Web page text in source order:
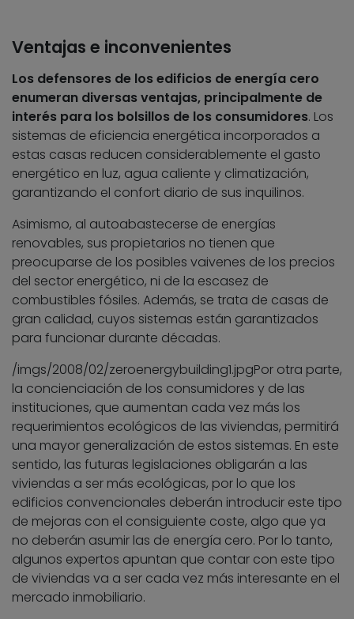
Ventajas e inconvenientes
Los defensores de los edificios de energía cero
enumeran diversas ventajas, principalmente de
interés para los bolsillos de los consumidores. Los
sistemas de eficiencia energética incorporados a
estas casas reducen considerablemente el gasto
energético en luz, agua caliente y climatización,
garantizando el confort diario de sus inquilinos.
Asimismo, al autoabastecerse de energías
renovables, sus propietarios no tienen que
preocuparse de los posibles vaivenes de los precios
del sector energético, ni de la escasez de
combustibles fósiles. Además, se trata de casas de
gran calidad, cuyos sistemas están garantizados
para funcionar durante décadas.
/imgs/2008/02/zeroenergybuilding1.jpgPor otra parte,
la concienciación de los consumidores y de las
instituciones, que aumentan cada vez más los
requerimientos ecológicos de las viviendas, permitirá
una mayor generalización de estos sistemas. En este
sentido, las futuras legislaciones obligarán a las
viviendas a ser más ecológicas, por lo que los
edificios convencionales deberán introducir este tipo
de mejoras con el consiguiente coste, algo que ya
no deberán asumir las de energía cero. Por lo tanto,
algunos expertos apuntan que contar con este tipo
de viviendas va a ser cada vez más interesante en el
mercado inmobiliario.